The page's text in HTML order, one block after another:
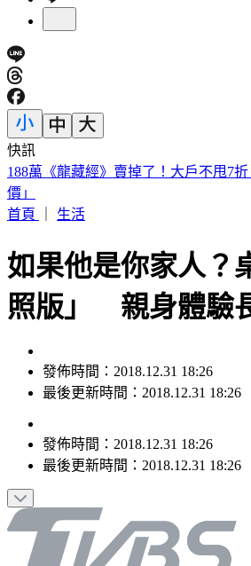
快訊
遠見天下創辦人高希均90歲辭世！「
認同
首頁
生活
如果他是你家人？
照版」 親身體驗
發佈時間：2018.12.31 18:26
最後更新時間：2018.12.31 18:26
發佈時間： 2018.12.31 18:26
最後更新時間： 2018.12.31 18:26